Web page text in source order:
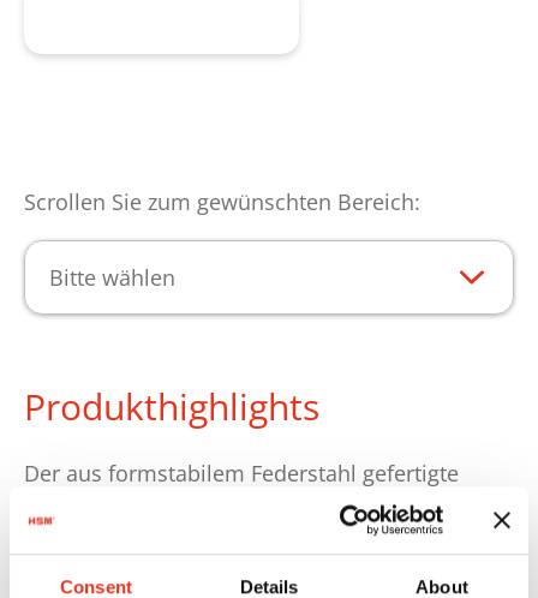
Consent Details About
Scrollen Sie zum gewünschten Bereich:
Bitte wählen
Produkthighlights
Der aus formstabilem Federstahl gefertigte
Quicklink-Draht verfügt über vorgeformte
Schnellverschlüsse an beiden Enden und
ermöglicht dadurch ein besonders schnelles